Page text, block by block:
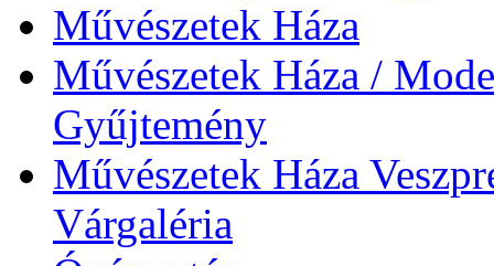
Művészetek Háza
Művészetek Háza /
Gyűjtemény
Művészetek Háza
Várgaléria